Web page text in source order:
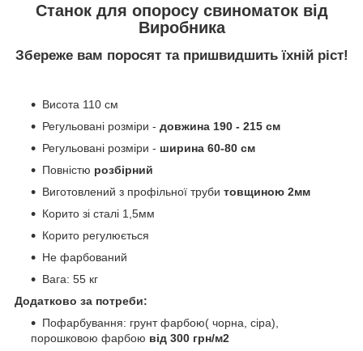
Станок для опоросу свиноматок від
Виробника
Збереже вам поросят та пришвидшить їхній ріст!
Висота 110 см
Регульовані розміри - довжина 190 - 215 см
Регульовані розміри - ширина 60-80 см
Повністю розбірний
Виготовлений з профільної труби товщиною 2мм
Корито зі сталі 1,5мм
Корито регулюється
Не фарбований
Вага: 55 кг
Додатково за потреби:
Пофарбування: грунт фарбою( чорна, сіра),
порошковою фарбою від 300 грн/м2